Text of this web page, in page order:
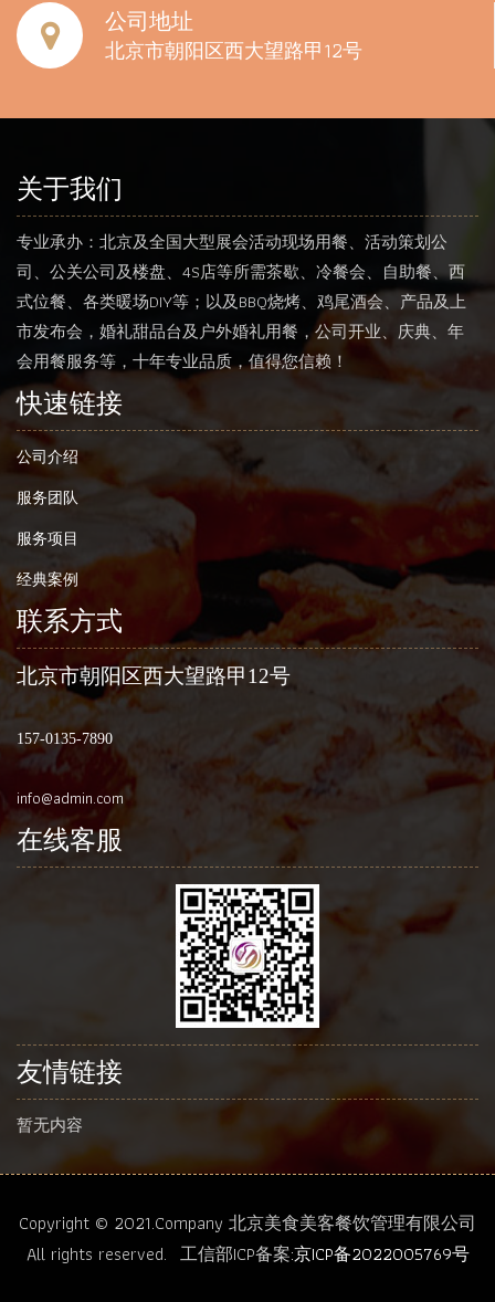
公司地址
北京市朝阳区西大望路甲12号
关于我们
专业承办：北京及全国大型展会活动现场用餐、活动策划公
司、公关公司及楼盘、4S店等所需茶歇、冷餐会、自助餐、西
式位餐、各类暖场DIY等；以及BBQ烧烤、鸡尾酒会、产品及上
市发布会，婚礼甜品台及户外婚礼用餐，公司开业、庆典、年
会用餐服务等，十年专业品质，值得您信赖！
快速链接
公司介绍
服务团队
服务项目
经典案例
联系方式
北京市朝阳区西大望路甲12号
157-0135-7890
info@admin.com
在线客服
友情链接
暂无内容
Copyright © 2021.Company 北京美食美客餐饮管理有限公司
All rights reserved. 工信部ICP备案:京ICP备2022005769号